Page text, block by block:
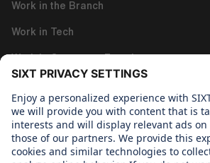
Work in the Branch
Work in Tech
GENDER PAY GAP REPORT
Gender Pay Gap Report